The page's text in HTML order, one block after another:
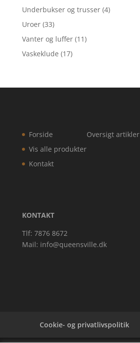
Underbukser og trusser (4)
Uroer (33)
Vanter og luffer (11)
Vaskeklude (17)
Forside
Vis alle produkter
Kontakt
Oversigt artikler
KONTAKT
Tlf: 7876 8672
Mail: info@queensville.dk
Cookie- og privatlivspolitik